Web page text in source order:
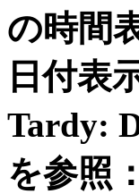
の時間
日付表
Tardy:
を参照：